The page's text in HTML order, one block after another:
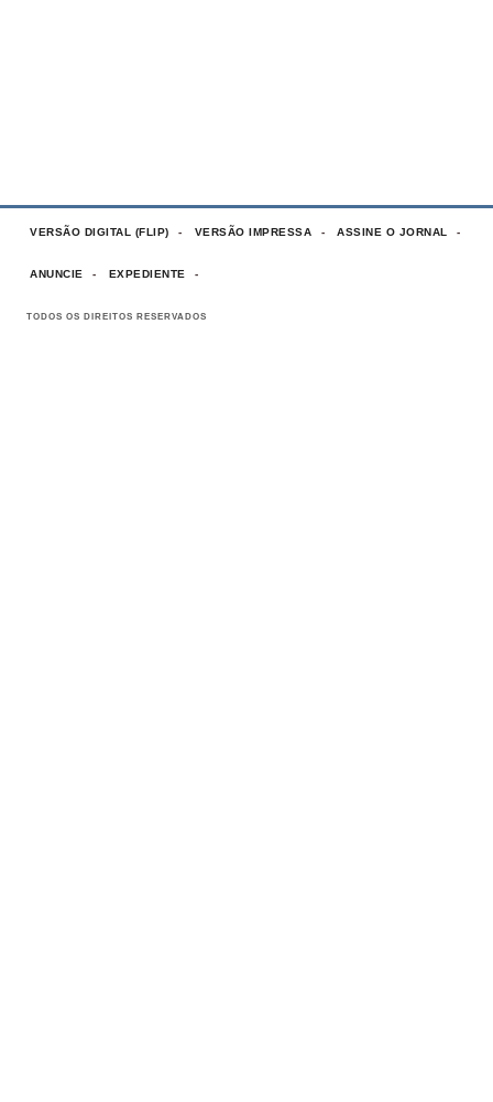
VERSÃO DIGITAL (FLIP) VERSÃO IMPRESSA ASSINE O JORNAL
ANUNCIE EXPEDIENTE
TODOS OS DIREITOS RESERVADOS